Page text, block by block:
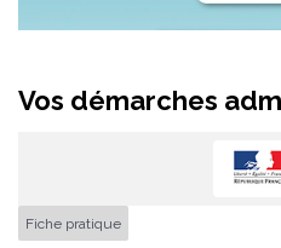
Vos démarches
Fiche pratique